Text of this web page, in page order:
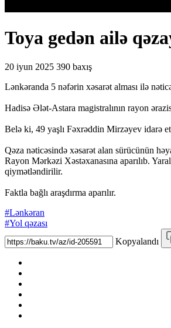
Toya gedən ailə
20 iyun 2025 390 baxış
Lənkəranda 5 nəfərin xəsarət alması ilə
Hadisə Ələt-Astara magistralının rayon
Belə ki, 49 yaşlı Fəxrəddin Mirzəyev idarə
Qəza nəticəsində xəsarət alan sürücünün
Rayon Mərkəzi Xəstəxanasına aparılıb.
qiymətləndirilir.
Faktla bağlı araşdırma aparılır.
#Lənkəran
#Yol qəzası
Kopyalandı